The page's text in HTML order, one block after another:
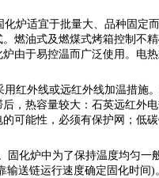
炉适宜于批量大、品种固
燃油式及燃煤式烤箱控制
由于易控温而广泛使用。
红外线或远红外线加温措
，热容量较大：石英远红
可能性，必须有保护网；
化炉中为了保持温度均匀
送链运行速度确定固化时